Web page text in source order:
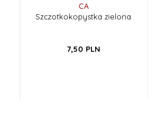
CA
Szczotkokopystka zielona
7,50 PLN